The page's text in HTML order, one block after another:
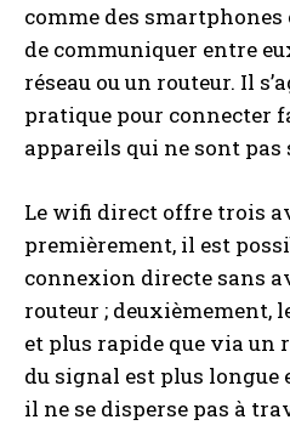
comme des
de communiquer entre
réseau ou un routeur. Il
pratique pour connecter
appareils qui ne sont pas
Le wifi direct offre trois
premièrement, il est
connexion directe sans
routeur ; deuxièmement,
et plus rapide que via un
du signal est plus longue
il ne se disperse pas à